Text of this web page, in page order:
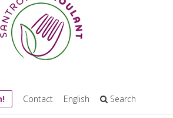
Contact English Search